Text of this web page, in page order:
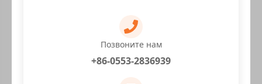
Позвоните нам
+86-0553-2836939